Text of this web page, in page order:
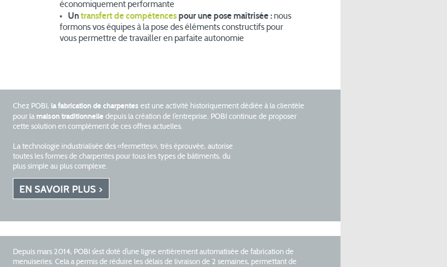
économiquement performante
Untransfert de compétencespour une pose maîtrisée : nous
formons vos équipes à la pose des éléments constructifs pour
vous permettre de travailler en parfaite autonomie
Chez POBI, la fabrication de charpentes est une activité historiquement dédiée à la clientèle
pour la maison traditionnelle depuis la création de l’entreprise. POBI continue de proposer
cette solution en complément de ces offres actuelles.
La technologie industrialisée des «fermettes», très éprouvée, autorise
toutes les formes de charpentes pour tous les types de bâtiments, du
plus simple au plus complexe.
EN SAVOIR PLUS
Depuis mars 2014, POBI s’est doté d’une ligne entièrement automatisée de fabrication de
menuiseries. Cela a permis de réduire les délais de livraison de 2 semaines, permettant de